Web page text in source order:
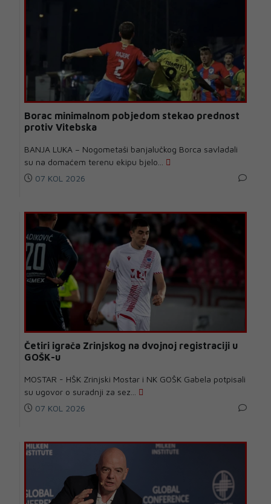
Borac minimalnom pobjedom stekao prednost
protiv Vitebska
BANJA LUKA – Nogometaši banjalučkog Borca savladali
su na domaćem terenu ekipu bjelo...
07 KOL 2026
Četiri igrača Zrinjskog na dvojnoj registraciji u
GOŠK-u
MOSTAR - HŠK Zrinjski Mostar i NK GOŠK Gabela potpisali
su ugovor o suradnji za sez...
07 KOL 2026